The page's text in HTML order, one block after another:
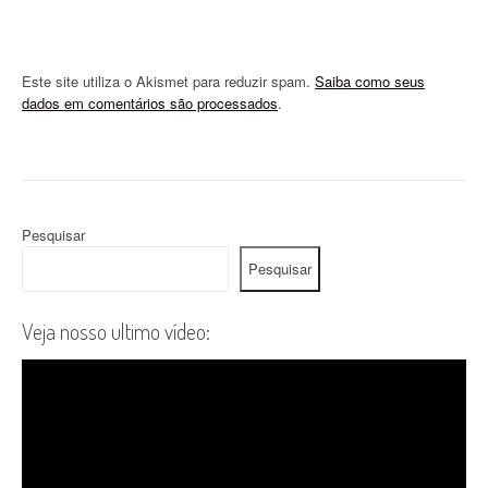
Este site utiliza o Akismet para reduzir spam. Saiba como seus
dados em comentários são processados.
Pesquisar
Pesquisar
Veja nosso ultimo vídeo: